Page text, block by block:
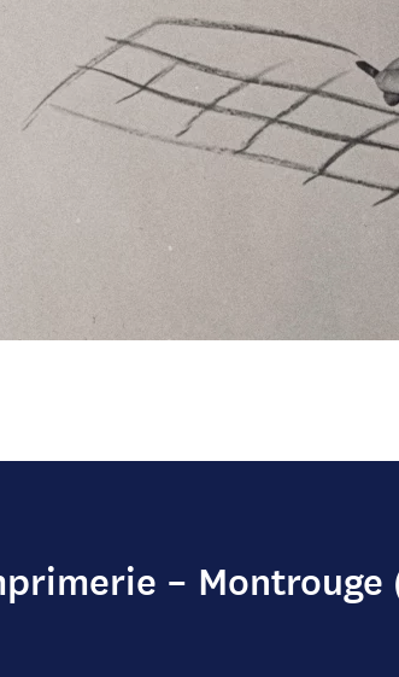
– Montrouge